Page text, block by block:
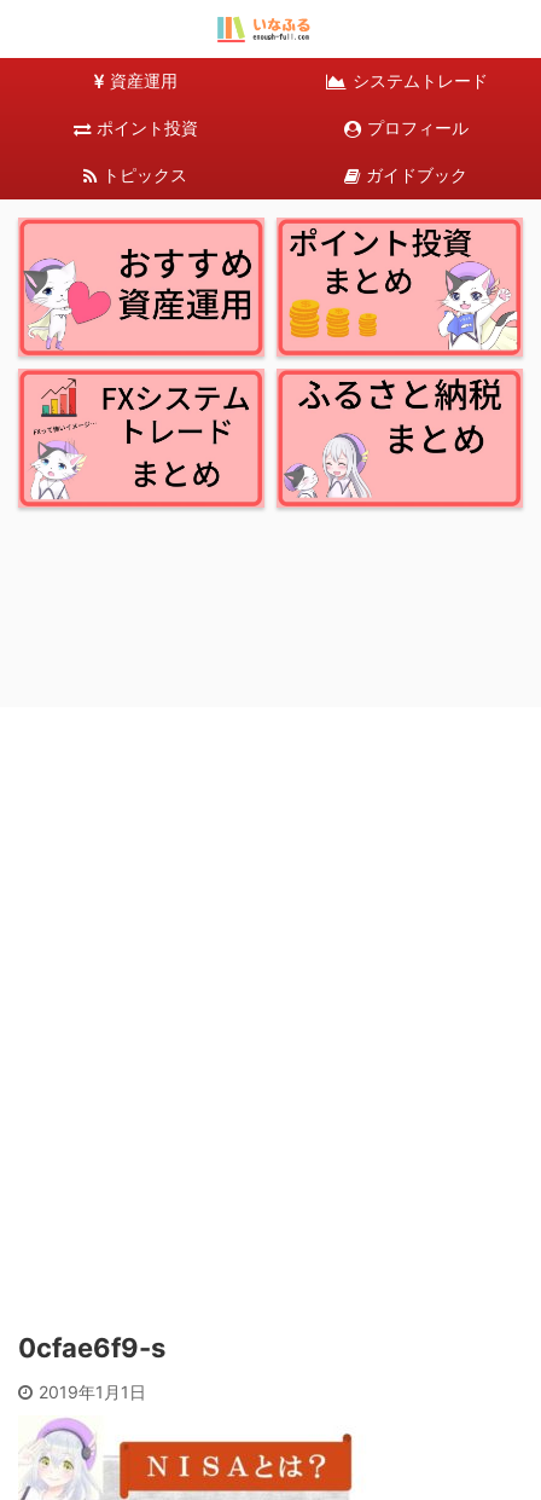
資産運用 システムトレード
ポイント投資 プロフィール
トピックス ガイドブック
0cfae6f9-s
2019年1月1日